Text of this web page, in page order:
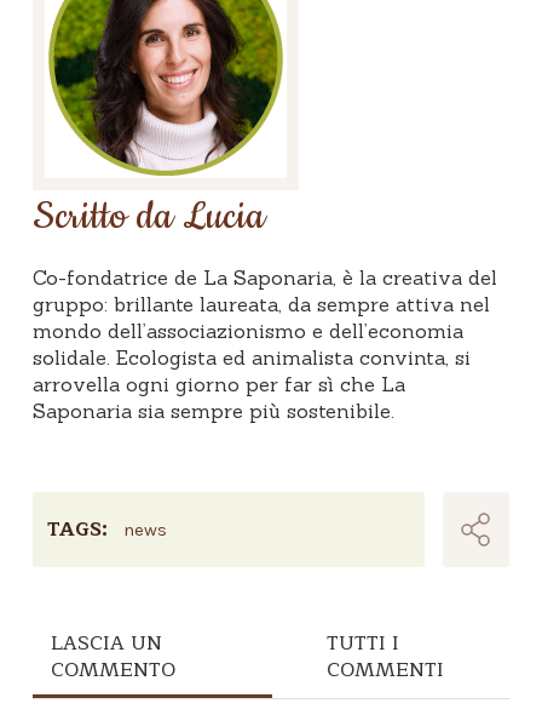
Scritto da Lucia
Co-fondatrice de La Saponaria, è la creativa del
gruppo: brillante laureata, da sempre attiva nel
mondo dell’associazionismo e dell’economia
solidale. Ecologista ed animalista convinta, si
arrovella ogni giorno per far sì che La
Saponaria sia sempre più sostenibile.
TAGS: news
LASCIA UN
COMMENTO
TUTTI I
COMMENTI